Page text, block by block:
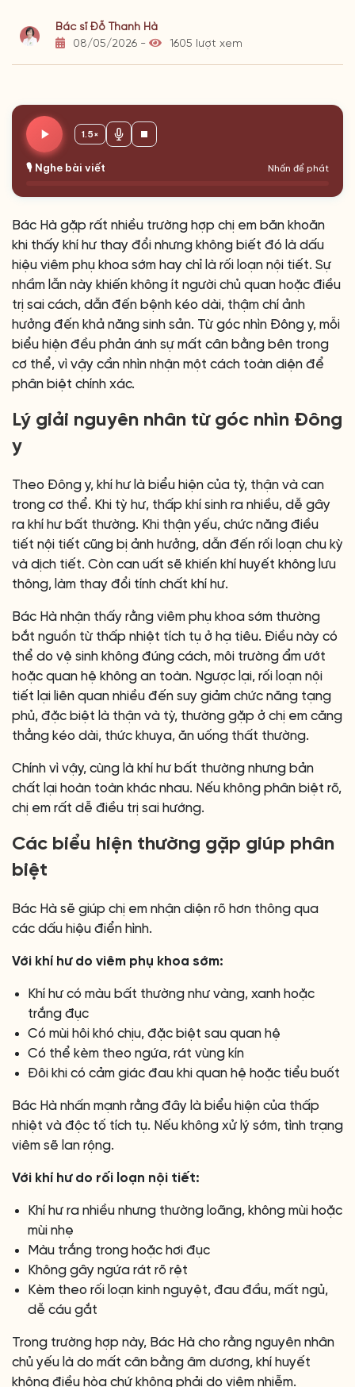
Bác sĩ Đỗ Thanh Hà
08/05/2026 -
1605 lượt xem
🎙️ Nghe bài viết Nhấn để phát
1.5×
Bác Hà gặp rất nhiều trường hợp chị em băn khoăn
khi thấy khí hư thay đổi nhưng không biết đó là dấu
hiệu viêm phụ khoa sớm hay chỉ là rối loạn nội tiết. Sự
nhầm lẫn này khiến không ít người chủ quan hoặc điều
trị sai cách, dẫn đến bệnh kéo dài, thậm chí ảnh
hưởng đến khả năng sinh sản. Từ góc nhìn Đông y, mỗi
biểu hiện đều phản ánh sự mất cân bằng bên trong
cơ thể, vì vậy cần nhìn nhận một cách toàn diện để
phân biệt chính xác.
Lý giải nguyên nhân từ góc nhìn Đông
y
Theo Đông y, khí hư là biểu hiện của tỳ, thận và can
trong cơ thể. Khi tỳ hư, thấp khí sinh ra nhiều, dễ gây
ra khí hư bất thường. Khi thận yếu, chức năng điều
tiết nội tiết cũng bị ảnh hưởng, dẫn đến rối loạn chu kỳ
và dịch tiết. Còn can uất sẽ khiến khí huyết không lưu
thông, làm thay đổi tính chất khí hư.
Bác Hà nhận thấy rằng viêm phụ khoa sớm thường
bắt nguồn từ thấp nhiệt tích tụ ở hạ tiêu. Điều này có
thể do vệ sinh không đúng cách, môi trường ẩm ướt
hoặc quan hệ không an toàn. Ngược lại, rối loạn nội
tiết lại liên quan nhiều đến suy giảm chức năng tạng
phủ, đặc biệt là thận và tỳ, thường gặp ở chị em căng
thẳng kéo dài, thức khuya, ăn uống thất thường.
Chính vì vậy, cùng là khí hư bất thường nhưng bản
chất lại hoàn toàn khác nhau. Nếu không phân biệt rõ,
chị em rất dễ điều trị sai hướng.
Các biểu hiện thường gặp giúp phân
biệt
Bác Hà sẽ giúp chị em nhận diện rõ hơn thông qua
các dấu hiệu điển hình.
Với khí hư do viêm phụ khoa sớm:
Khí hư có màu bất thường như vàng, xanh hoặc
trắng đục
Có mùi hôi khó chịu, đặc biệt sau quan hệ
Có thể kèm theo ngứa, rát vùng kín
Đôi khi có cảm giác đau khi quan hệ hoặc tiểu buốt
Bác Hà nhấn mạnh rằng đây là biểu hiện của thấp
nhiệt và độc tố tích tụ. Nếu không xử lý sớm, tình trạng
viêm sẽ lan rộng.
Với khí hư do rối loạn nội tiết:
Khí hư ra nhiều nhưng thường loãng, không mùi hoặc
mùi nhẹ
Màu trắng trong hoặc hơi đục
Không gây ngứa rát rõ rệt
Kèm theo rối loạn kinh nguyệt, đau đầu, mất ngủ,
dễ cáu gắt
Trong trường hợp này, Bác Hà cho rằng nguyên nhân
chủ yếu là do mất cân bằng âm dương, khí huyết
không điều hòa chứ không phải do viêm nhiễm.